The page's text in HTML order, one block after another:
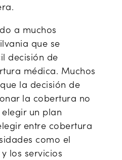
a muchos
que se
decisión de
médica. Muchos
la decisión de
la cobertura no
un plan
entre cobertura
como el
los servicios